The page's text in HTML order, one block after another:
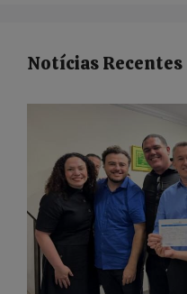
Notícias Recentes